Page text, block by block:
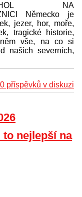
NA
Německo je
jezer, hor, moře,
tragické historie,
vše, na co si
našich severních,
0 příspěvků v diskuzi
nejlepší na